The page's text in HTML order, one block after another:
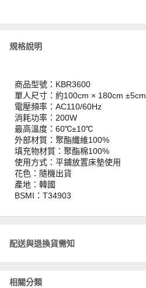
規格說明
商品型號：KBR3600
單人尺寸：約100cm × 180cm ±5cm
電壓頻率：AC110/60Hz
消耗功率：200W
最高溫度：60℃±10℃
外部材質：聚酯纖維100%
填充物材質：聚酯棉100%
使用方式：平鋪放置床墊使用
花色：隨機出貨
產地：韓國
BSMI：T34903
配送與退換貨需知
相關分類